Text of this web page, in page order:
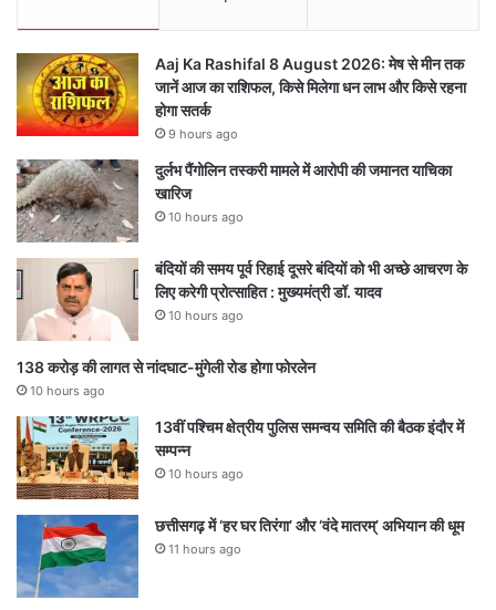
Aaj Ka Rashifal 8 August 2026: मेष से मीन तक
जानें आज का राशिफल, किसे मिलेगा धन लाभ और किसे रहना
होगा सतर्क
9 hours ago
दुर्लभ पैंगोलिन तस्करी मामले में आरोपी की जमानत याचिका
खारिज
10 hours ago
बंदियों की समय पूर्व रिहाई दूसरे बंदियों को भी अच्छे आचरण के
लिए करेगी प्रोत्साहित : मुख्यमंत्री डॉ. यादव
10 hours ago
138 करोड़ की लागत से नांदघाट-मुंगेली रोड होगा फोरलेन
10 hours ago
13वीं पश्चिम क्षेत्रीय पुलिस समन्वय समिति की बैठक इंदौर में
सम्पन्न
10 hours ago
छत्तीसगढ़ में ‘हर घर तिरंगा’ और ‘वंदे मातरम्’ अभियान की धूम
11 hours ago